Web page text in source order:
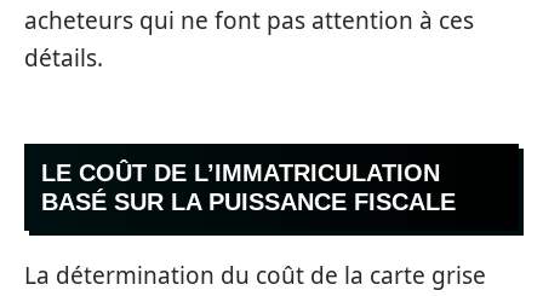
acheteurs qui ne font pas attention à ces
détails.
LE COÛT DE L’IMMATRICULATION
BASÉ SUR LA PUISSANCE FISCALE
La détermination du coût de la carte grise